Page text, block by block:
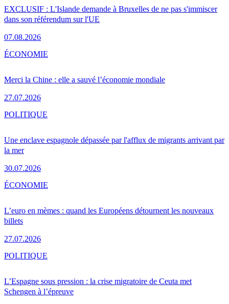
EXCLUSIF : L'Islande demande à Bruxelles de ne pas s'immiscer
dans son référendum sur l'UE
07.08.2026
Merci la Chine : elle a sauvé l’économie mondiale
27.07.2026
ÉCONOMIE
Une enclave espagnole dépassée par l'afflux de migrants arrivant par
la mer
30.07.2026
POLITIQUE
L’euro en mèmes : quand les Européens détournent les nouveaux
billets
27.07.2026
ÉCONOMIE
L’Espagne sous pression : la crise migratoire de Ceuta met
Schengen à l’épreuve
POLITIQUE